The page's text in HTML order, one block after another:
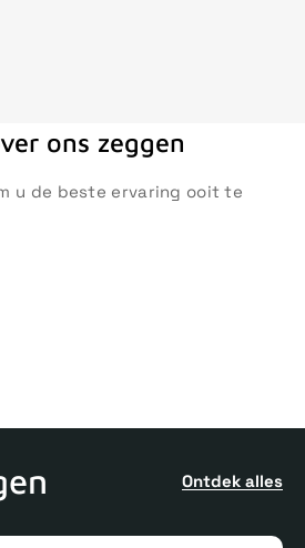
ons zeggen
u de beste ervaring ooit te
Ontdek alles